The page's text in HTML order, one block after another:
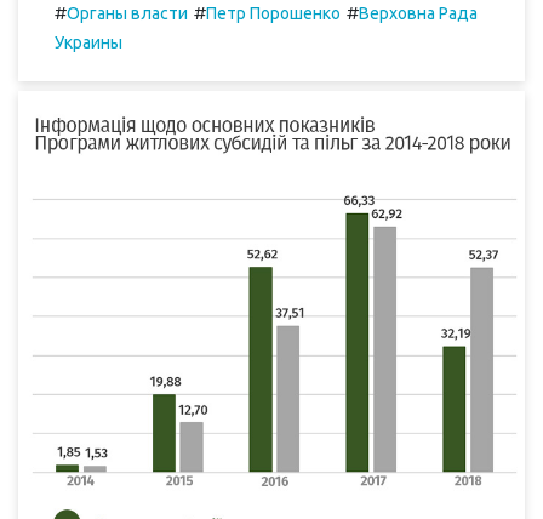
#Органы власти #Петр Порошенко #Верховна Рада
Украины